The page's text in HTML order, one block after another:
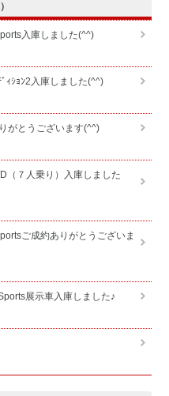
入庫しました(^^)
ｼｮﾝ2入庫しました(^^)
とうございます(^^)
７人乗り）入庫しました
ご成約ありがとうございま
展示車入庫しました♪